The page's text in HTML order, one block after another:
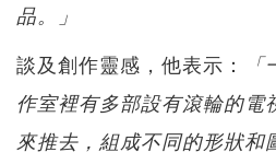
品。」
談及創作靈感，他表示：
作室裡有多部設有滾輪的電
來推去，組成不同的形狀和